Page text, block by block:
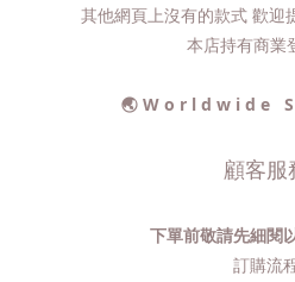
其他網頁上沒有的款式 歡迎
本店持有商業
🌏 W o r l d w i d e
顧客服
下單前敬請先細閱
訂購流